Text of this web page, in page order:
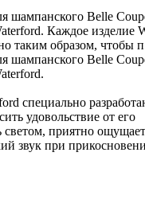
шампанского Belle
Каждое изделие
таким образом, чтобы
шампанского Belle
специально
удовольствие от его
светом, приятно
звук при